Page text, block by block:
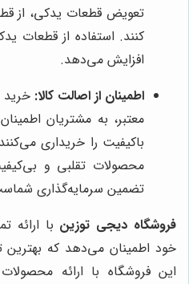
تعویض قطعات یدکی، از
کنند. استفاده از قطعات
افزایش می‌دهد.
اطمینان از اصالت کالا: خرید
معتبر، به مشتریان
باکیفیت را خریداری
محصولات تقلبی و
تضمین سرمایه‌گذاری
فروشگاه دیجی توزین با ارائه
خود اطمینان می‌دهد که
این فروشگاه با ارائه